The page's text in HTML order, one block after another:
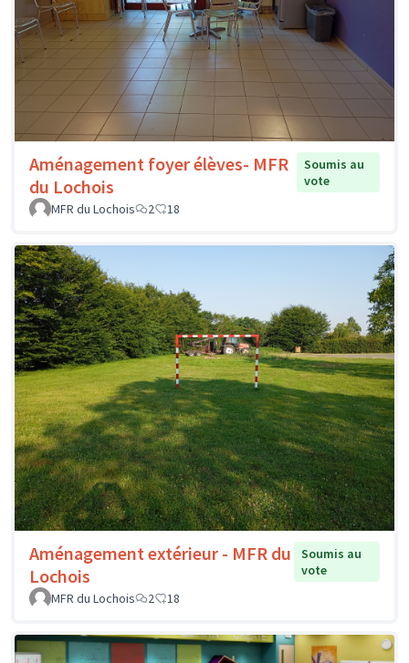
Aménagement foyer élèves- MFR
du Lochois
Soumis au
vote
MFR du Lochois
2 18
Aménagement extérieur - MFR du
Lochois
Soumis au
vote
MFR du Lochois
2 18